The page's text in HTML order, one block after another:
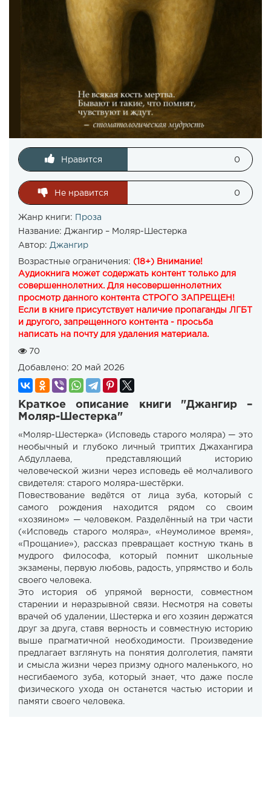
Нравится 0
Не нравится 0
Жанр книги:
Проза
Название: Джангир – Моляр-Шестерка
Автор: Джангир
Возрастные ограничения: (18+) Внимание!
Аудиокнига может содержать контент только для
совершеннолетних. Для несовершеннолетних
просмотр данного контента СТРОГО ЗАПРЕЩЕН!
Если в книге присутствует наличие пропаганды ЛГБТ
и другого, запрещенного контента - просьба
написать на почту для удаления материала.
70
Добавлено: 20 май 2026
Краткое описание книги "Джангир –
Моляр-Шестерка"
«Моляр-Шестерка» (Исповедь старого моляра) — это
необычный и глубоко личный триптих Джахангира
Абдуллаева, представляющий историю
человеческой жизни через исповедь её молчаливого
свидетеля: старого моляра-шестёрки.
Повествование ведётся от лица зуба, который с
самого рождения находится рядом со своим
«хозяином» — человеком. Разделённый на три части
(«Исповедь старого моляра», «Неумолимое время»,
«Прощание»), рассказ превращает костную ткань в
мудрого философа, который помнит школьные
экзамены, первую любовь, радость, упрямство и боль
своего человека.
Это история об упрямой верности, совместном
старении и неразрывной связи. Несмотря на советы
врачей об удалении, Шестерка и его хозяин держатся
друг за друга, ставя верность и совместную историю
выше прагматичной необходимости. Произведение
предлагает взглянуть на понятия долголетия, памяти
и смысла жизни через призму одного маленького, но
несгибаемого зуба, который знает, что даже после
физического ухода он останется частью истории и
памяти своего человека.